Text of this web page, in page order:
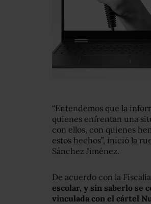
“Entendemos que la
quienes enfrentan una
con ellos, con quienes
estos hechos”, inició la
Sánchez Jiménez.
De acuerdo con la
escolar, y sin saberlo se
vinculada con el cártel